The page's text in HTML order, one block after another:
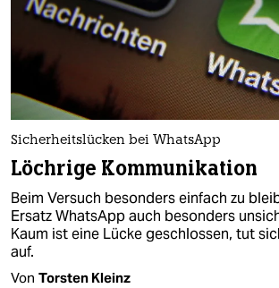
Sicherheitslücken bei WhatsApp
Löchrige Kommunikation
Beim Versuch besonders einfach zu
Ersatz WhatsApp auch besonders
Kaum ist eine Lücke geschlossen, tut
auf.
Von Torsten Kleinz